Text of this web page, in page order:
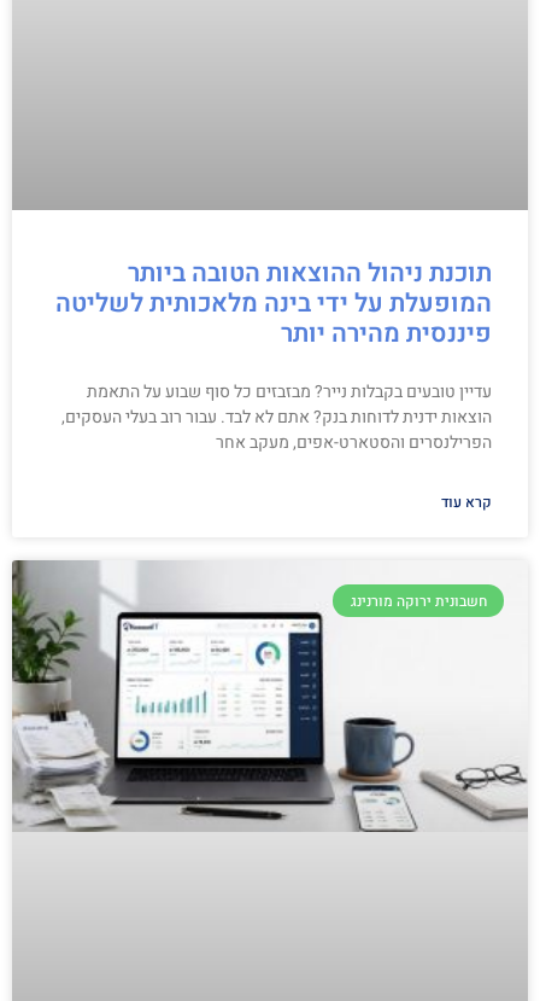
תוכנת ניהול ההוצאות הטובה ביותר
המופעלת על ידי בינה מלאכותית לשליטה
פיננסית מהירה יותר
עדיין טובעים בקבלות נייר? מבזבזים כל סוף שבוע על התאמת
הוצאות ידנית לדוחות בנק? אתם לא לבד. עבור רוב בעלי העסקים,
הפרילנסרים והסטארט-אפים, מעקב אחר
קרא עוד
חשבונית ירוקה מורנינג